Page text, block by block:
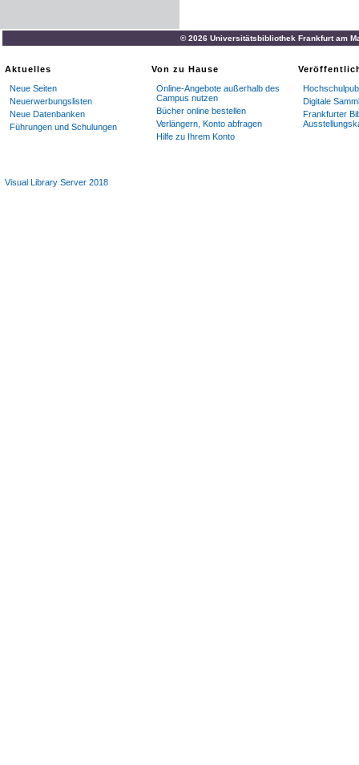
© 2026 Universitätsbibliothek Frankfurt am
Aktuelles
Neue Seiten
Neuerwerbungslisten
Neue Datenbanken
Führungen und Schulungen
Von zu Hause
Online-Angebote außerhalb des
Campus nutzen
Bücher online bestellen
Verlängern, Konto abfragen
Hilfe zu Ihrem Konto
Digitale
Frankfurter
Visual Library Server 2018